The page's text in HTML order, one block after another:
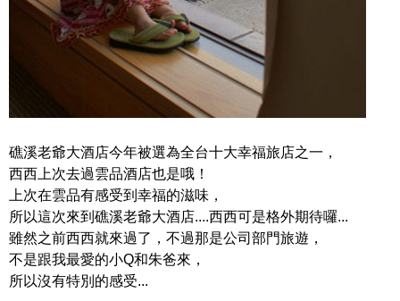
礁溪老爺大酒店今年被選為全台十大幸福旅店之一，
西西上次去過雲品酒店也是哦！
上次在雲品有感受到幸福的滋味，
所以這次來到礁溪老爺大酒店....西西可是格外期待囉...
雖然之前西西就來過了，不過那是公司部門旅遊，
不是跟我最愛的小Q和朱爸來，
所以沒有特別的感受...